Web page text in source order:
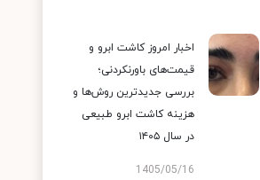
اخبار امروز کاشت ابرو و
قیمت‌های باورنکردنی؛
بررسی جدیدترین روش‌ها و
هزینه کاشت ابرو طبیعی
در سال ۱۴۰۵
1405/05/16